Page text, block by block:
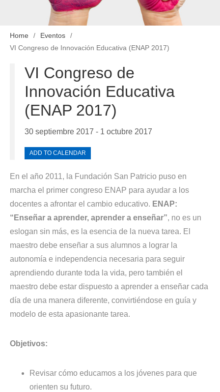
Home
Eventos
VI Congreso de Innovación Educativa (ENAP 2017)
VI Congreso de
Innovación Educativa
(ENAP 2017)
30 septiembre 2017 - 1 octubre 2017
ADD TO CALENDAR
En el año 2011, la Fundación San Patricio puso en
marcha el primer congreso ENAP para ayudar a los
docentes a afrontar el cambio educativo. ENAP:
“Enseñar a aprender, aprender a enseñar”, no es un
eslogan sin más, es la esencia de la nueva tarea. El
maestro debe enseñar a sus alumnos a lograr la
autonomía e independencia necesaria para seguir
aprendiendo durante toda la vida, pero también el
maestro debe estar dispuesto a aprender a enseñar cada
día de una manera diferente, convirtiéndose en guía y
modelo de esta apasionante tarea.
Objetivos:
Revisar cómo educamos a los jóvenes para que
orienten su futuro.